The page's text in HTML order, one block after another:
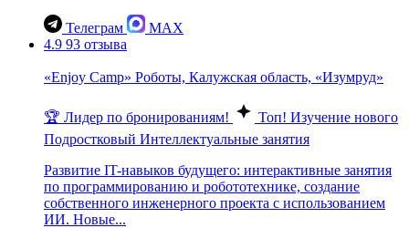
Телеграм
MAX
4.9 93 отзыва
«Enjoy Camp» Роботы, Калужская область, «Изумруд»
🏆 Лидер по бронированиям! Топ! Изучение нового
Подростковый Интеллектуальные занятия
Развитие IT-навыков будущего: интерактивные занятия
по программированию и робототехнике, создание
собственного инженерного проекта с использованием
ИИ. Новые...